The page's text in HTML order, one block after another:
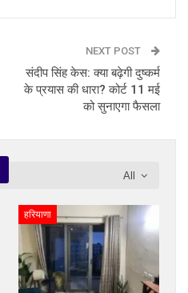
NEXT POST
संदीप सिंह केस: क्या बढ़ेगी दुष्कर्म
के प्रयास की धारा? कोर्ट 11 मई
को सुनाएगा फैसला
All
हरियाणा